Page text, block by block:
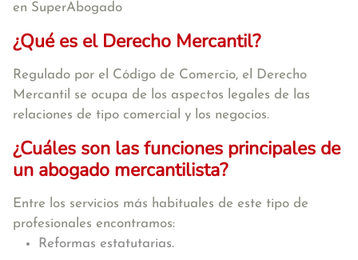
en SuperAbogado
¿Qué es el Derecho Mercantil?
Regulado por el Código de Comercio, el Derecho
Mercantil se ocupa de los aspectos legales de las
relaciones de tipo comercial y los negocios.
¿Cuáles son las funciones principales de
un abogado mercantilista?
Entre los servicios más habituales de este tipo de
profesionales encontramos:
Reformas estatutarias.